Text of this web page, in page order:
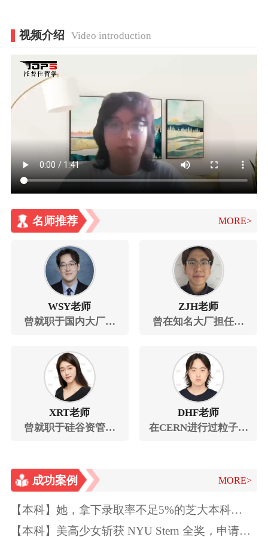
视频介绍 Video introduction
名师推荐 MORE>
WSY老师
曾就职于国内大厂担
ZJH老师
曾在知名大厂担任网
XRT老师
曾就职于硅谷资管公
DHF老师
在CERN进行过粒子物
成功案例 MORE>
【本科】她，拿下录取率不足5%的芝大本科
Offer！独一无二的特质如此“养成”~
【本科】美高少女斩获 NYU Stern 全奖，申请季